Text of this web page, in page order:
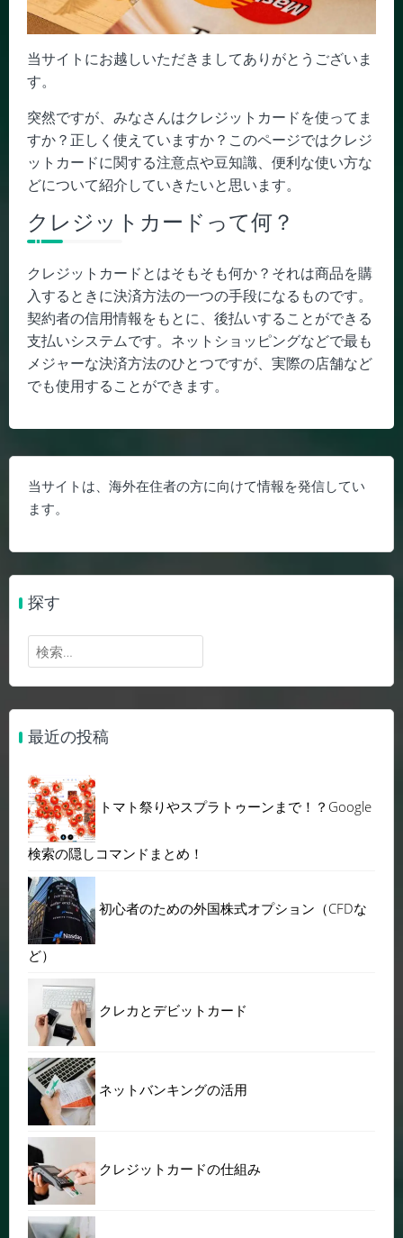
当サイトにお越しいただきましてありがとうございま
す。
突然ですが、みなさんはクレジットカードを使ってま
すか？正しく使えていますか？このページではクレジ
ットカードに関する注意点や豆知識、便利な使い方な
どについて紹介していきたいと思います。
クレジットカードって何？
クレジットカードとはそもそも何か？それは商品を購
入するときに決済方法の一つの手段になるものです。
契約者の信用情報をもとに、後払いすることができる
支払いシステムです。ネットショッピングなどで最も
メジャーな決済方法のひとつですが、実際の店舗など
でも使用することができます。
当サイトは、海外在住者の方に向けて情報を発信してい
ます。
探す
検
索:
最近の投稿
トマト祭りやスプラトゥーンまで！？Google
検索の隠しコマンドまとめ！
初心者のための外国株式オプション（CFDな
ど）
クレカとデビットカード
ネットバンキングの活用
クレジットカードの仕組み